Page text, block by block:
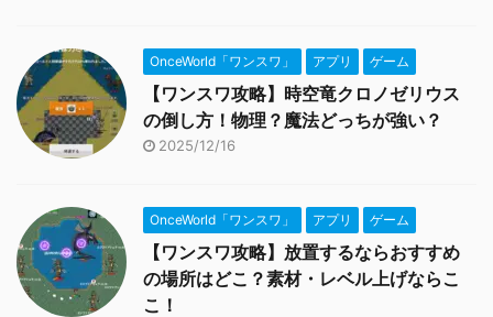
OnceWorld「ワンスワ」 アプリ ゲーム
【ワンスワ攻略】時空竜クロノゼリウス
の倒し方！物理？魔法どっちが強い？
2025/12/16
OnceWorld「ワンスワ」 アプリ ゲーム
【ワンスワ攻略】放置するならおすすめ
の場所はどこ？素材・レベル上げならこ
こ！